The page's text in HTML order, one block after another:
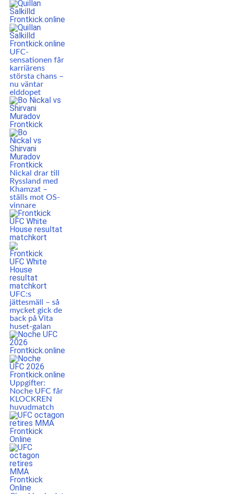
UFC-
sensationen får
karriärens
största chans –
nu väntar
elddopet
Nickal drar till
Ryssland med
Khamzat –
ställs mot OS-
vinnare
UFC:s
jättesmäll – så
mycket gick de
back på Vita
huset-galan
Uppgifter:
Noche UFC får
KLOCKREN
huvudmatch